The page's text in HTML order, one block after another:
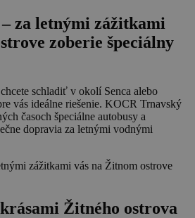
za letnými zážitkami
zoberie špeciálny
schladiť v okolí Senca alebo
vás ideálne riešenie. KOCR Trnavský
časoch špeciálne autobusy a
dopravia za letnými vodnými
Žitného ostrova